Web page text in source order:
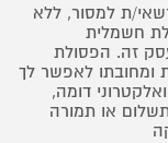
ת למסור, ללא
חשמלית
זה. הפסולת
ומחובתו לאפשר לך
דומה,
או תמורה